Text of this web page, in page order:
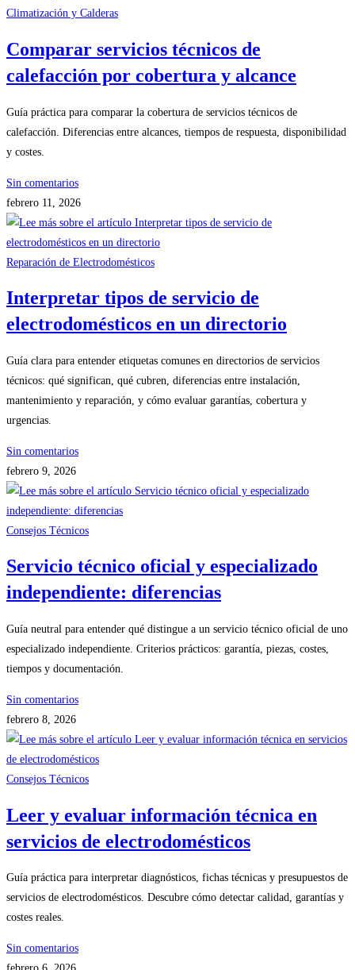
Climatización y Calderas
Comparar servicios técnicos de
calefacción por cobertura y alcance
Guía práctica para comparar la cobertura de servicios técnicos de
calefacción. Diferencias entre alcances, tiempos de respuesta, disponibilidad
y costes.
Sin comentarios
febrero 11, 2026
Reparación de Electrodomésticos
Interpretar tipos de servicio de
electrodomésticos en un directorio
Guía clara para entender etiquetas comunes en directorios de servicios
técnicos: qué significan, qué cubren, diferencias entre instalación,
mantenimiento y reparación, y cómo evaluar garantías, cobertura y
urgencias.
Sin comentarios
febrero 9, 2026
Consejos Técnicos
Servicio técnico oficial y especializado
independiente: diferencias
Guía neutral para entender qué distingue a un servicio técnico oficial de uno
especializado independiente. Criterios prácticos: garantía, piezas, costes,
tiempos y documentación.
Sin comentarios
febrero 8, 2026
Consejos Técnicos
Leer y evaluar información técnica en
servicios de electrodomésticos
Guía práctica para interpretar diagnósticos, fichas técnicas y presupuestos de
servicios de electrodomésticos. Descubre cómo detectar calidad, garantías y
costes reales.
Sin comentarios